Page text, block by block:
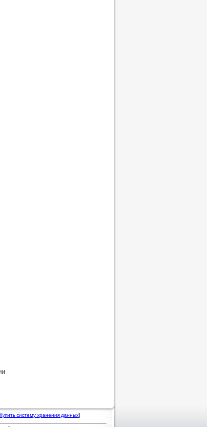
Купить систему хранения данных]